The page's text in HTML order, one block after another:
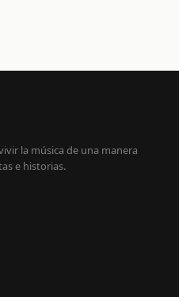
la música de una manera
e historias.